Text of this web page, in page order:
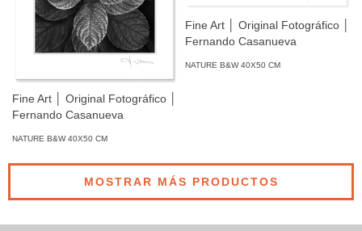
Fine Art │ Original Fotográfico │
Fernando Casanueva
NATURE B&W 40X50 CM
Fine Art │ Original Fotográfico │
Fernando Casanueva
NATURE B&W 40X50 CM
MOSTRAR MÁS PRODUCTOS